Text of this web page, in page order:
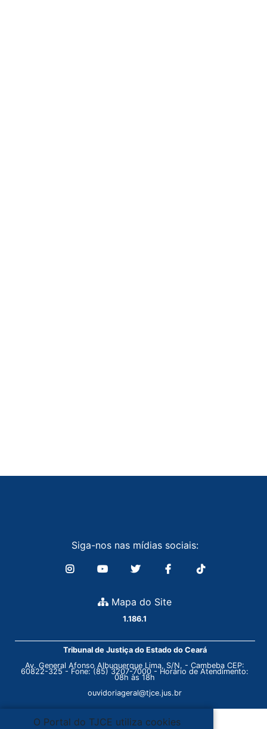
Siga-nos nas mídias sociais:
Mapa do Site
1.186.1
Tribunal de Justiça do Estado do Ceará
Av. General Afonso Albuquerque Lima, S/N. - Cambeba CEP:
60822-325 - Fone: (85) 3207-7000 - Horário de Atendimento:
08h às 18h
ouvidoriageral@tjce.jus.br
O Portal do TJCE utiliza cookies